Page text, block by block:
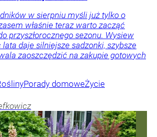
w sierpniu myśli już tylko o
właśnie teraz warto zacząć
przyszłorocznego sezonu. Wysiew
daje silniejsze sadzonki, szybsze
zaoszczędzić na zakupie gotowych
Porady domoweŻycie